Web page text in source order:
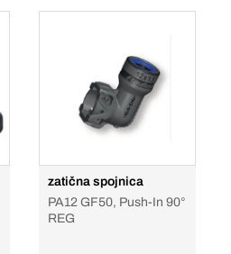
zatična spojnica
PA12 GF50, Push-In 90°
REG